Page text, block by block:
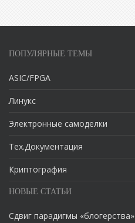
ПОПУЛЯРНЫЕ ТЕМЫ
ASIC/FPGA
Линукс
Электронные самоделки
Тех.Документация
Криптография
НОВЫЕ СТАТЬИ
Сдвиг парадигмы «блогерства»